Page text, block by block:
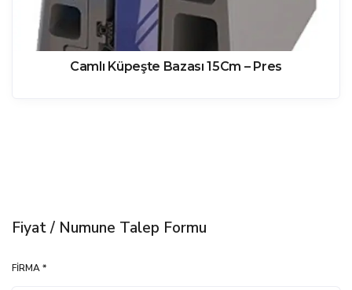
Camlı Küpeşte Bazası 15Cm – Pres
Fiyat / Numune Talep Formu
FIRMA *